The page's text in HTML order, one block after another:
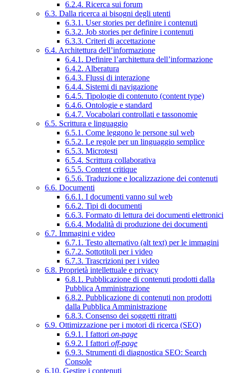
6.2.4. Ricerca sui forum
6.3. Dalla ricerca ai bisogni degli utenti
6.3.1. User stories per definire i contenuti
6.3.2. Job stories per definire i contenuti
6.3.3. Criteri di accettazione
6.4. Architettura dell’informazione
6.4.1. Definire l’architettura dell’informazione
6.4.2. Alberatura
6.4.3. Flussi di interazione
6.4.4. Sistemi di navigazione
6.4.5. Tipologie di contenuto (content type)
6.4.6. Ontologie e standard
6.4.7. Vocabolari controllati e tassonomie
6.5. Scrittura e linguaggio
6.5.1. Come leggono le persone sul web
6.5.2. Le regole per un linguaggio semplice
6.5.3. Microtesti
6.5.4. Scrittura collaborativa
6.5.5. Content critique
6.5.6. Traduzione e localizzazione dei contenuti
6.6. Documenti
6.6.1. I documenti vanno sul web
6.6.2. Tipi di documenti
6.6.3. Formato di lettura dei documenti elettronici
6.6.4. Modalità di produzione dei documenti
6.7. Immagini e video
6.7.1. Testo alternativo (alt text) per le immagini
6.7.2. Sottotitoli per i video
6.7.3. Trascrizioni per i video
6.8. Proprietà intellettuale e privacy
6.8.1. Pubblicazione di contenuti prodotti dalla
Pubblica Amministrazione
6.8.2. Pubblicazione di contenuti non prodotti
dalla Pubblica Amministrazione
6.8.3. Consenso dei soggetti ritratti
6.9. Ottimizzazione per i motori di ricerca (SEO)
6.9.1. I fattori on-page
6.9.2. I fattori off-page
6.9.3. Strumenti di diagnostica SEO: Search
Console
6.10. Gestire i contenuti